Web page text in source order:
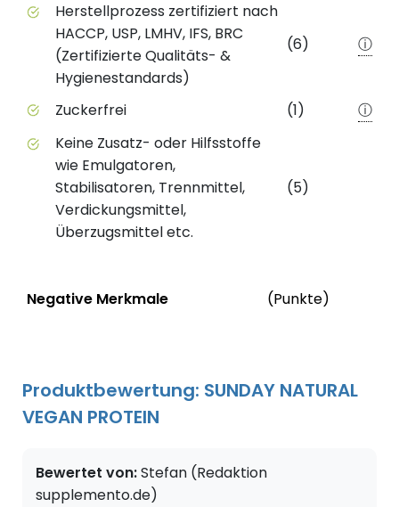
Herstellprozess zertifiziert nach
HACCP, USP, LMHV, IFS, BRC
(Zertifizierte Qualitäts- &
Hygienestandards)
(6) ⓘ
Zuckerfrei (1)
ⓘ
Keine Zusatz- oder Hilfsstoffe
wie Emulgatoren,
Stabilisatoren, Trennmittel,
Verdickungsmittel,
Überzugsmittel etc.
(5)
Status
Negative Merkmale (Punkte)
Produktbewertung: SUNDAY NATURAL
VEGAN PROTEIN
Bewertet von:Stefan (Redaktion
supplemento.de)